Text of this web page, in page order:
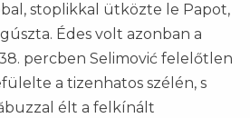
stoplikkal ütközte le Papot,
Édes volt azonban a
percben Selimović felelőtlen
a tizenhatos szélén, s
élt a felkínált